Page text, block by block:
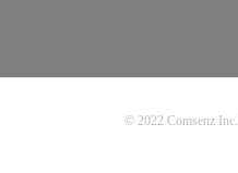
© 2022Comsenz Inc.